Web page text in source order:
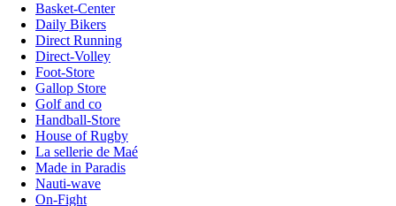
Basket-Center
Daily Bikers
Direct Running
Direct-Volley
Foot-Store
Gallop Store
Golf and co
Handball-Store
House of Rugby
La sellerie de Maé
Made in Paradis
Nauti-wave
On-Fight